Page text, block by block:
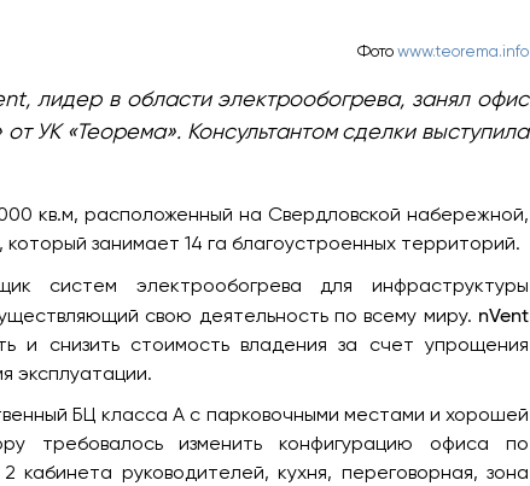
Фото www.teorema.info
лидер в области электрообогрева, занял офис
УК «Теорема». Консультантом сделки выступила
кв.м, расположенный на Свердловской набережной,
занимает 14 га благоустроенных территорий.
систем электрообогрева для инфраструктуры
свою деятельность по всему миру. nVent
и снизить стоимость владения за счет упрощения
эксплуатации.
БЦ класса А с парковочными местами и хорошей
требовалось изменить конфигурацию офиса по
руководителей, кухня, переговорная, зона